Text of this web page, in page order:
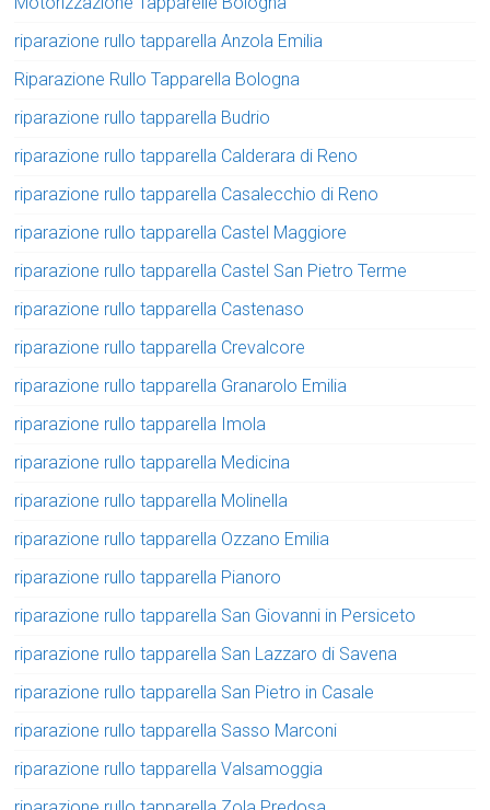
riparazione rullo tapparella Anzola Emilia
Riparazione Rullo Tapparella Bologna
riparazione rullo tapparella Budrio
riparazione rullo tapparella Calderara di Reno
riparazione rullo tapparella Casalecchio di Reno
riparazione rullo tapparella Castel Maggiore
riparazione rullo tapparella Castel San Pietro Terme
riparazione rullo tapparella Castenaso
riparazione rullo tapparella Crevalcore
riparazione rullo tapparella Granarolo Emilia
riparazione rullo tapparella Imola
riparazione rullo tapparella Medicina
riparazione rullo tapparella Molinella
riparazione rullo tapparella Ozzano Emilia
riparazione rullo tapparella Pianoro
riparazione rullo tapparella San Giovanni in Persiceto
riparazione rullo tapparella San Lazzaro di Savena
riparazione rullo tapparella San Pietro in Casale
riparazione rullo tapparella Sasso Marconi
riparazione rullo tapparella Valsamoggia